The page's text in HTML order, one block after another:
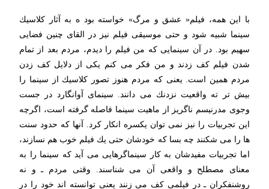
با این همه، فیلم« عشق و مرگ‌» خواسته بود ه به آثار كلاسیك
سینما شبیه شود و حتی موسیقی فیلم نیز در القای چنین فضایی
سهیم بود. در آن سینمایی كه من فیلم را دیدم، مردم بعد از تمام
شدن فیلم كف زدند و من فكر می كنم یكی از دلایل كف زدن
مردم همین است. یعنی كه مردم هنوز تصور كلاسیك از سینما را
بیش تر ته واقعیت نزدنك می دانند. سینمای آوانگارد در جست
وجوی مدرنیسم ناگريز از ماهیت سینما فاصله گرفته است، اگرچه
این تجربیات را نیز نمی توان یكسره انكار كرد. آنها كه حدود سنت
ها را می شكنند چه بسا كه خودشان حتی یك فیلم خوب هم نسازند،
اما تجربیات مفیدشان به كار سینماگرهایی می آید كه سینما را به
معنای مصطلح و واقعی آن می شناسند. وقتی مردم ـ و نه
روشنفكران ـ در فیلمی كف می زنند یعنی توانسته اند خود را در